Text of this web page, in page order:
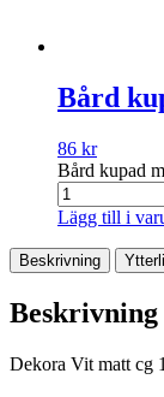
Bård
86 kr
Bård kupad
Lägg till i
Beskrivning
Beskrivning
Dekora Vit matt cg